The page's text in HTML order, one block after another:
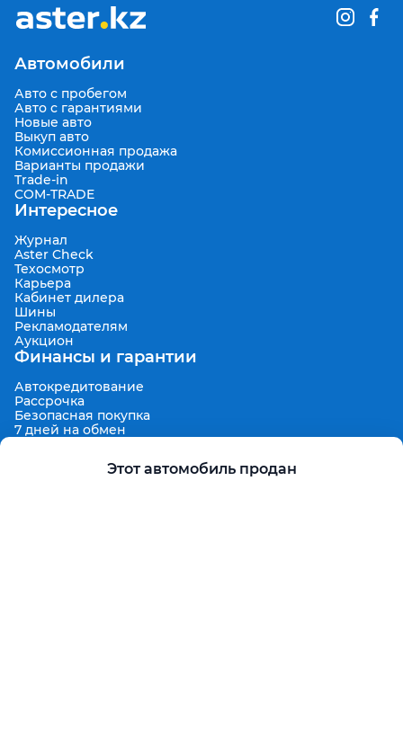
Этот автомобиль продан
Автомобили
Авто с пробегом
Авто с гарантиями
Новые авто
Выкуп авто
Комиссионная продажа
Варианты продажи
Trade-in
COM-TRADE
Интересное
Журнал
Aster Check
Техосмотр
Карьера
Кабинет дилера
Шины
Рекламодателям
Аукцион
Финансы и гарантии
Автокредитование
Рассрочка
Безопасная покупка
7 дней на обмен
Гарантированная цена выкупа